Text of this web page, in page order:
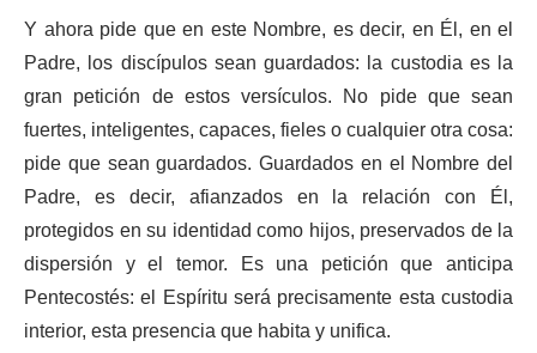
Y ahora pide que en este Nombre, es decir, en Él, en el
Padre, los discípulos sean guardados: la custodia es la
gran petición de estos versículos. No pide que sean
fuertes, inteligentes, capaces, fieles o cualquier otra cosa:
pide que sean guardados. Guardados en el Nombre del
Padre, es decir, afianzados en la relación con Él,
protegidos en su identidad como hijos, preservados de la
dispersión y el temor. Es una petición que anticipa
Pentecostés: el Espíritu será precisamente esta custodia
interior, esta presencia que habita y unifica.